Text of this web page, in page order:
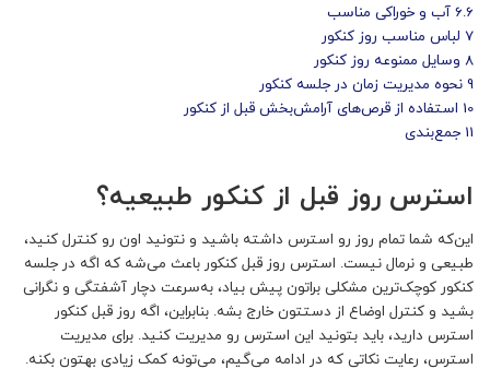
6.6 آب و خوراکی مناسب
7 لباس مناسب روز کنکور
8 وسایل ممنوعه روز کنکور
9 نحوه مدیریت زمان در جلسه کنکور
10 استفاده از قرص‌های آرامش‌بخش قبل از کنکور
11 جمع‌بندی
استرس روز قبل از کنکور طبیعیه؟
این‌که شما تمام روز رو استرس داشته باشید و نتونید اون رو کنترل کنید،
طبیعی و نرمال نیست. استرس روز قبل کنکور باعث می‌شه که اگه در جلسه
کنکور کوچک‌ترین مشکلی براتون پیش بیاد، به‌سرعت دچار آشفتگی و نگرانی
بشید و کنترل اوضاع از دستتون خارج بشه. بنابراین، اگه روز قبل کنکور
استرس دارید، باید بتونید این استرس رو مدیریت کنید. برای مدیریت
استرس، رعایت نکاتی که در ادامه می‌گیم، می‌تونه کمک زیادی بهتون بکنه.